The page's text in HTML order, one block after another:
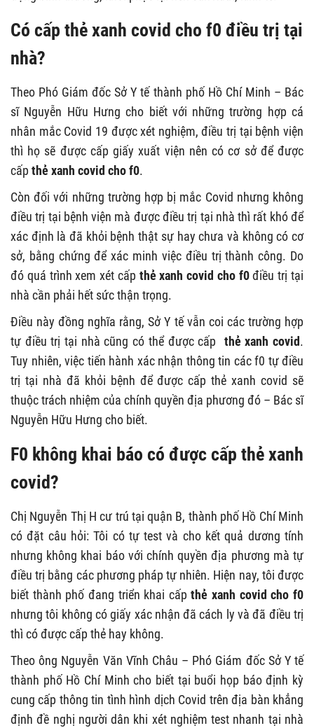
Có cấp thẻ xanh covid cho f0 điều trị tại
nhà?
Theo Phó Giám đốc Sở Y tế thành phố Hồ Chí Minh – Bác
sĩ Nguyễn Hữu Hưng cho biết với những trường hợp cá
nhân mắc Covid 19 được xét nghiệm, điều trị tại bệnh viện
thì họ sẽ được cấp giấy xuất viện nên có cơ sở để được
cấp thẻ xanh covid cho f0.
Còn đối với những trường hợp bị mắc Covid nhưng không
điều trị tại bệnh viện mà được điều trị tại nhà thì rất khó để
xác định là đã khỏi bệnh thật sự hay chưa và không có cơ
sở, bằng chứng để xác minh việc điều trị thành công. Do
đó quá trình xem xét cấp thẻ xanh covid cho f0điều trị tại
nhà cần phải hết sức thận trọng.
Điều này đồng nghĩa rằng, Sở Y tế vẫn coi các trường hợp
tự điều trị tại nhà cũng có thể được cấp thẻ xanh covid.
Tuy nhiên, việc tiến hành xác nhận thông tin các f0 tự điều
trị tại nhà đã khỏi bệnh để được cấp thẻ xanh covid sẽ
thuộc trách nhiệm của chính quyền địa phương đó – Bác sĩ
Nguyễn Hữu Hưng cho biết.
F0 không khai báo có được cấp thẻ xanh
covid?
Chị Nguyễn Thị H cư trú tại quận B, thành phố Hồ Chí Minh
có đặt câu hỏi: Tôi có tự test và cho kết quả dương tính
nhưng không khai báo với chính quyền địa phương mà tự
điều trị bằng các phương pháp tự nhiên. Hiện nay, tôi được
biết thành phố đang triển khai cấpthẻ xanh covid cho f0
nhưng tôi không có giấy xác nhận đã cách ly và đã điều trị
thì có được cấp thẻ hay không.
Theo ông Nguyễn Văn Vĩnh Châu – Phó Giám đốc Sở Y tế
thành phố Hồ Chí Minh cho biết tại buổi họp báo định kỳ
cung cấp thông tin tình hình dịch Covid trên địa bàn khẳng
định đề nghị người dân khi xét nghiệm test nhanh tại nhà